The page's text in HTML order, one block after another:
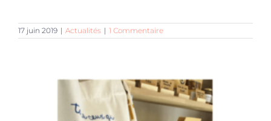
17 juin 2019 | Actualités | 1 Commentaire